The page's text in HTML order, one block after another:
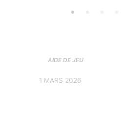
AIDE DE JEU
1 MARS 2026